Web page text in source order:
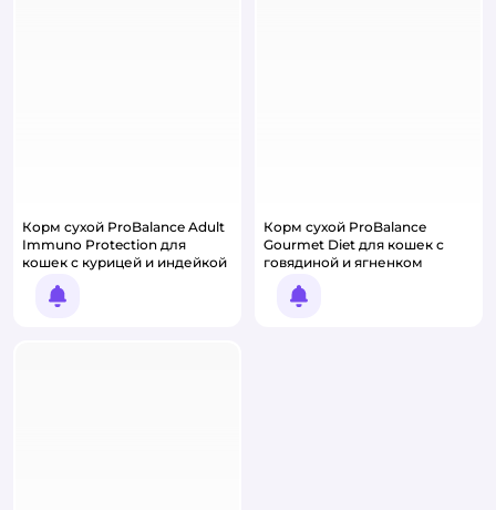
Корм сухой ProBalance Adult
Immuno Protection для
кошек с курицей и индейкой
Уведомить о появлении
Корм сухой ProBalance
Gourmet Diet для кошек с
говядиной и ягненком
Уведомить о появлении